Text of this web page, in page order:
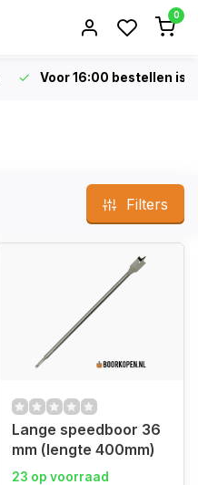
0
Voor 16:00 bestellen is
Filters
Lange speedboor 36
mm (lengte 400mm)
23 op voorraad